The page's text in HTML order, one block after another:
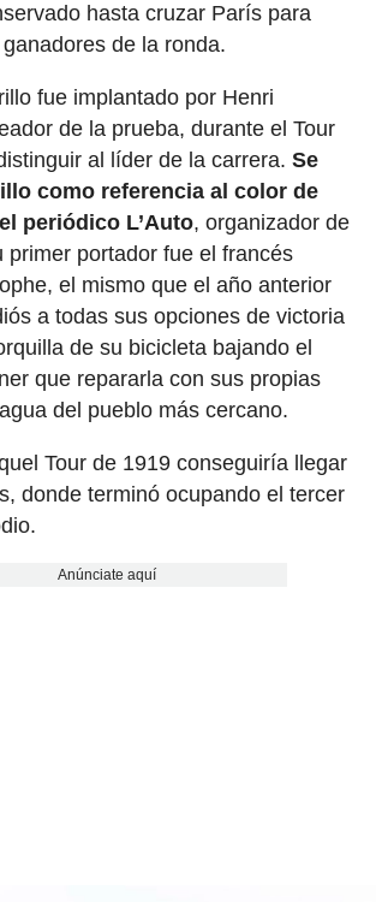
hasta cruzar París para
de la ronda.
fue implantado por Henri
de la prueba, durante el Tour
al líder de la carrera. Se
como referencia al color de
periódico L’Auto, organizador de
primer portador fue el francés
el mismo que el año anterior
a todas sus opciones de victoria
de su bicicleta bajando el
que repararla con sus propias
del pueblo más cercano.
Tour de 1919 conseguiría llegar
donde terminó ocupando el tercer
Anúnciate aquí